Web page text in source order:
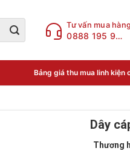
Tư vấn mua hàng
0888 195 969
Bảng giá thu mua linh kiện
Dây
Thương